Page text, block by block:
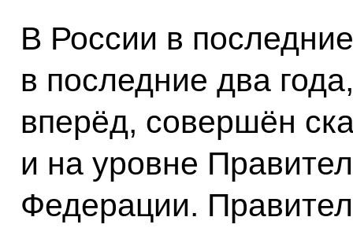
В России в
в последние два
вперёд, совершён
и на уровне
Федерации.